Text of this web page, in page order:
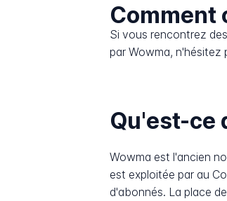
Comment
Si vous rencontrez
par Wowma,
Qu'est-ce
Wowma est l'ancien
est exploitée par au
d'abonnés. La place